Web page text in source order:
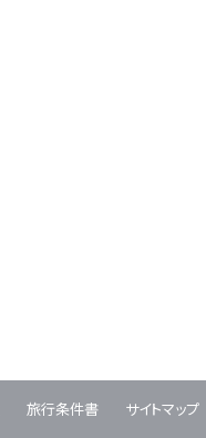
旅行条件書 サイトマップ